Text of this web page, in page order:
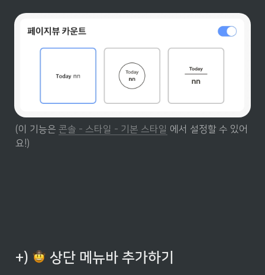
(이 기능은 콘솔 - 스타일 - 기본 스타일 에서 설정할 수 있어
요!)
+) 상단 메뉴바 추가하기